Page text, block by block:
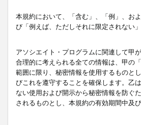
本規約において、「含む」、「例」、お
び「例えば、ただしそれに限定されない」
アソシエイト・プログラムに関連して甲
合理的に考えられる全ての情報は、甲の「
範囲に限り、秘密情報を使用するものと
びこれを遵守することを確保します。乙
ない使用および開示から秘密情報を防ぐ
されるものとし、本規約の有効期間中及